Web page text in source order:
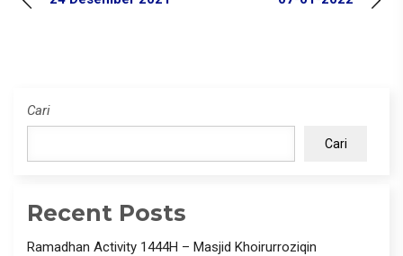
Cari
Cari
Recent Posts
Ramadhan Activity 1444H – Masjid Khoirurroziqin